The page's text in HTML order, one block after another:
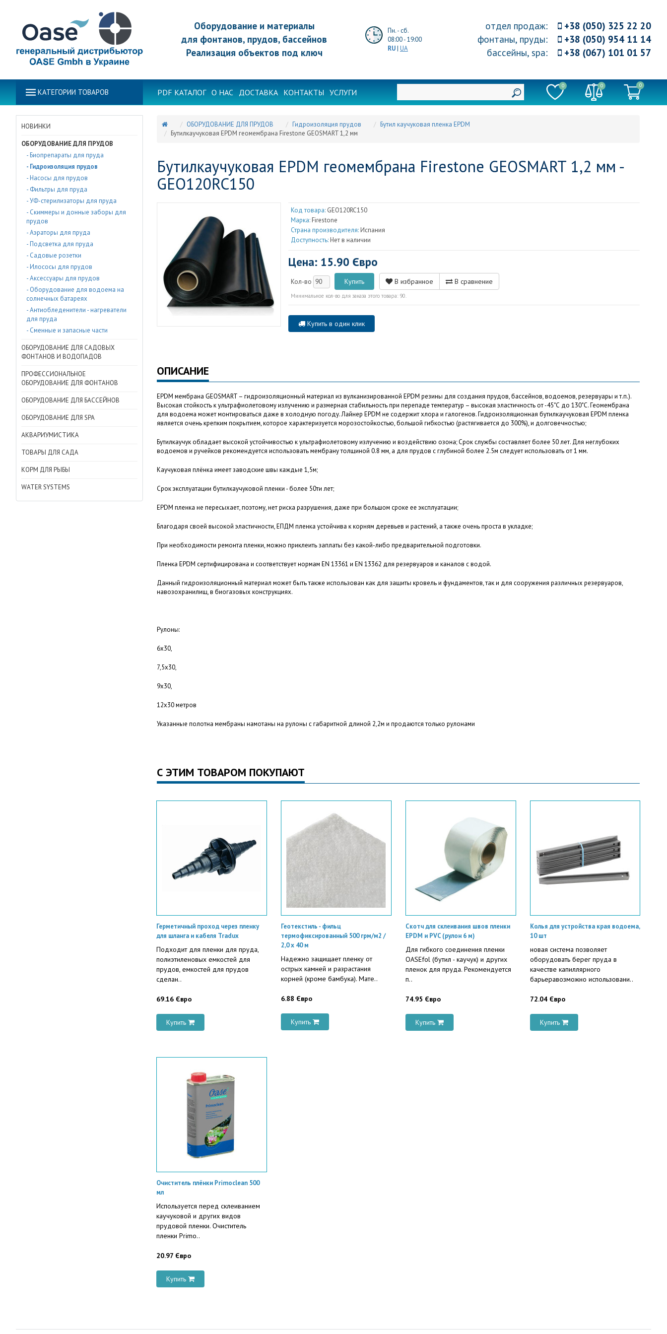
Оборудование и материалы
для фонтанов, прудов, бассейнов
Реализация объектов под ключ
Пн. - сб.
08:00 - 19:00
RU| UA
отдел продаж:
+38 (050) 325 22 20
фонтаны, пруды:
+38 (050) 954 11 14
бассейны, spa: +38 (067) 101 01 57
КАТЕГОРИИ ТОВАРОВ PDF КАТАЛОГ О НАС ДОСТАВКА КОНТАКТЫ УСЛУГИ
0 0 0
НОВИНКИ
ОБОРУДОВАНИЕ ДЛЯ ПРУДОВ
- Биопрепараты для пруда
- Гидроизоляция прудов
- Насосы для прудов
- Фильтры для пруда
- УФ-стерилизаторы для пруда
- Скиммеры и донные заборы для
прудов
- Аэраторы для пруда
- Подсветка для пруда
- Садовые розетки
- Илососы для прудов
- Аксессуары для прудов
- Оборудование для водоема на
солнечных батареях
- Антиобледенители - нагреватели
для пруда
- Сменные и запасные части
ОБОРУДОВАНИЕ ДЛЯ САДОВЫХ
ФОНТАНОВ И ВОДОПАДОВ
ПРОФЕССИОНАЛЬНОЕ
ОБОРУДОВАНИЕ ДЛЯ ФОНТАНОВ
ОБОРУДОВАНИЕ ДЛЯ БАССЕЙНОВ
ОБОРУДОВАНИЕ ДЛЯ SPA
АКВАРИУМИСТИКА
ТОВАРЫ ДЛЯ САДА
КОРМ ДЛЯ РЫБЫ
WATER SYSTEMS
ОБОРУДОВАНИЕ ДЛЯ ПРУДОВ Гидроизоляция прудов
Бутил каучуковая пленка EPDM
Бутилкаучуковая EPDM геомембрана Firestone GEOSMART 1,2 мм
Бутилкаучуковая EPDM геомембрана Firestone GEOSMART 1,2 мм -
GEO120RC150
Код товара: GEO120RC150
Марка: Firestone
Страна производителя: Испания
Доступность: Нет в наличии
Цена: 15.90 Євро
Кол-во В избранное В сравнение
Минимальное кол-во для заказа этого товара: 90.
Купить в один клик
ОПИСАНИЕ
EPDM мембрана GEOSMART – гидроизоляционный материал из вулканизированной EPDM резины для создания прудов, бассейнов, водоемов, резервуары и т.п.).
Высокая стойкость к ультрафиолетовому излучению и размерная стабильность при перепаде температур – высокая эластичность от -45˚С до 130˚С. Геомембрана
для водоема может монтироваться даже в холодную погоду. Лайнер EPDM не содержит хлора и галогенов. Гидроизоляционная бутилкаучуковая EPDM пленка
является очень крепким покрытием, которое характеризуется морозостойкостью, большой гибкостью (растягивается до 300%), и долговечностью;
Бутилкаучук обладает высокой устойчивостью к ультрафиолетовому излучению и воздействию озона; Срок службы составляет более 50 лет. Для неглубоких
водоемов и ручейков рекомендуется использовать мембрану толщиной 0.8 мм, а для прудов с глубиной более 2.5м следует использовать от 1 мм.
Каучуковая плёнка имеет заводские швы каждые 1,5м;
Срок эксплуатации бутилкаучуковой пленки - более 50ти лет;
EPDM пленка не пересыхает, поэтому, нет риска разрушения, даже при большом сроке ее эксплуатации;
Благодаря своей высокой эластичности, ЕПДМ пленка устойчива к корням деревьев и растений, а также очень проста в укладке;
При необходимости ремонта пленки, можно приклеить заплаты без какой-либо предварительной подготовки.
Пленка EPDM сертифицирована и соответствует нормам EN 13361 и EN 13362 для резервуаров и каналов с водой.
Данный гидроизоляционный материал может быть также использован как для защиты кровель и фундаментов, так и для сооружения различных резервуаров,
навозохранилищ, в биогазовых конструкциях.
Рулоны:
6х30,
7,5х30,
9х30,
12х30 метров
Указанные полотна мембраны намотаны на рулоны с габаритной длиной 2,2м и продаются только рулонами
С ЭТИМ ТОВАРОМ ПОКУПАЮТ
Герметичный проход через пленку
для шланга и кабеля Tradux
Подходит для пленки для пруда,
полиэтиленовых емкостей для
прудов, емкостей для прудов
сделан..
69.16 Євро
Купить
Геотекстиль - фильц
термофиксированный 500 грм/м2 /
2,0 x 40 м
Надежно защищает пленку от
острых камней и разрастания
корней (кроме бамбука). Мате..
6.88 Євро
Купить
Скотч для склеивания швов пленки
EPDM и PVC (рулон 6 м)
Для гибкого соединения пленки
OASEfol (бутил - каучук) и других
пленок для пруда. Рекомендуется
п..
74.95 Євро
Купить
Колья для устройства края водоема,
10 шт
новая система позволяет
оборудовать берег пруда в
качестве капиллярного
барьеравозможно использовани..
72.04 Євро
Купить
Очиститель плёнки Primoclean 500
мл
Используется перед склеиванием
каучуковой и других видов
прудовой пленки. Очиститель
пленки Primo..
20.97 Євро
Купить